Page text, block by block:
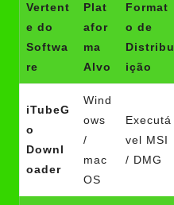
Vertent
e do
Softwa
re
Plat
afor
ma
Alvo
Format
o de
Distribu
ição
iTubeG
o
Downl
oader
Wind
ows
/
mac
OS
Executá
vel MSI
/ DMG